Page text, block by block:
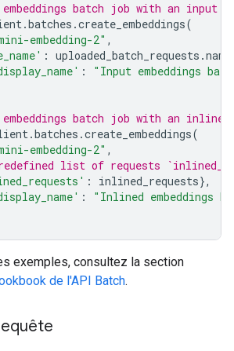
batch job with an input
.batches .create_embeddings(
embedding-2" ,
: uploaded_batch_requests .name
:
"Input embeddings
batch job with an inline
.batches .create_embeddings(
embedding-2" ,
list of requests
: inlined_requests},
:
"Inlined embeddings
exemples, consultez la section
de l'API Batch.